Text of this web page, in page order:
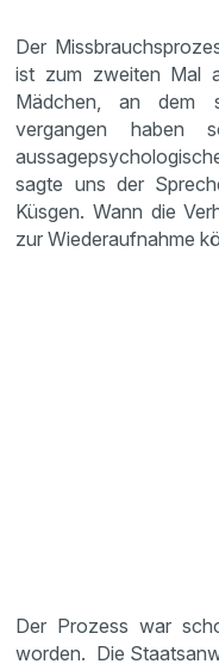
Der
ist zum zweiten Mal
Mädchen, an dem
vergangen haben
sagte uns der
Küsgen. Wann die
zur Wiederaufnahme
Der Prozess war
worden. Die